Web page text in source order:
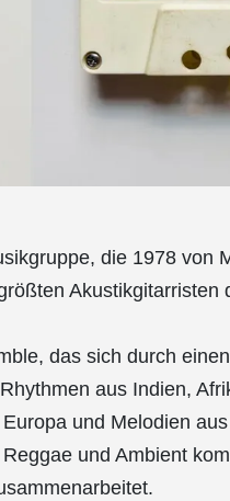
die 1978 von
Akustikgitarristen
das sich durch
aus Indien,
und Melodien
und Ambient